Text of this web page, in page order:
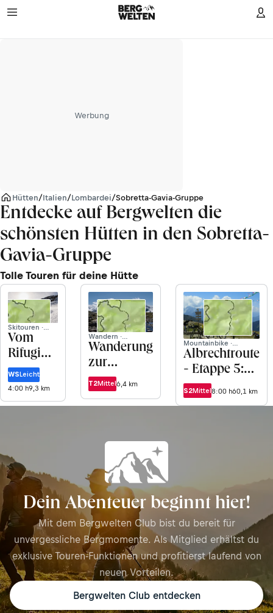
Werbung
Hütten/Italien/Lombardei/Sobretta-Gavia-Gruppe
Entdecke auf Bergwelten die
schönsten Hütten in den Sobretta-
Gavia-Gruppe
Tolle Touren für deine Hütte
Skitouren ·
Lombardei
Vom
Rifugio
Paradiso
zum
Monte
WSLeicht
4:00 h9,3 km
Wandern ·
Lombardei
Wanderung
zur
Fornihütte
von
Valfurva
T2Mittel6,4 km
Mountainbike ·
Lombardei
Albrechtroute
- Etappe 5:
Von
Precasaglio
S2Mittel8:00 h60,1 km
Dein Abenteuer beginnt hier!
Mit dem Bergwelten Club bist du bereit für
unvergessliche Bergmomente. Als Mitglied erhältst du
exklusive Touren-Funktionen und profitierst laufend von
neuen Vorteilen.
Bergwelten Club entdecken